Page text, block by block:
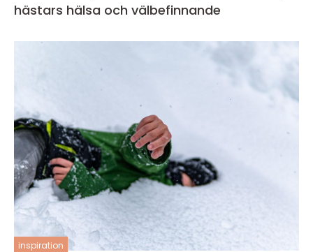
hästars hälsa och välbefinnande
inspiration